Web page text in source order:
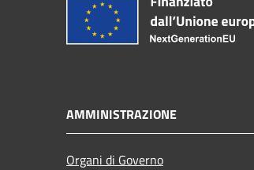
AMMINISTRAZIONE
Organi di Governo